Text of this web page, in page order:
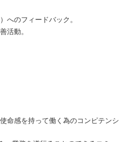
へのフィードバック。
活動。
命感を持って働く為のコンピテンシ